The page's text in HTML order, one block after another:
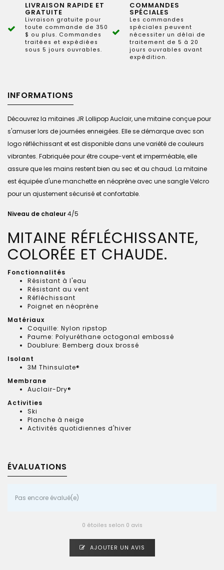
LIVRAISON RAPIDE ET
GRATUITE
Livraison gratuite pour
toute commande de 350
$ ou plus. Commandes
traitées et expédiées
sous 5 jours ouvrables.
COMMANDES
SPÉCIALES
Les commandes
spéciales peuvent
nécessiter un délai de
traitement de 5 à 20
jours ouvrables avant
expédition.
INFORMATIONS
Découvrez la mitaines JR Lollipop Auclair, une mitaine conçue pour
s'amuser lors de journées enneigées. Elle se démarque avec son
logo réfléchissant et est disponible dans une variété de couleurs
vibrantes. Fabriquée pour être coupe-vent et imperméable, elle
assure que les mains restent bien au sec et au chaud. La mitaine
est équipée d'une manchette en néoprène avec une sangle Velcro
pour un ajustement sécurisé et confortable.
Niveau de chaleur4/5
MITAINE RÉFLÉCHISSANTE,
COLORÉE ET CHAUDE.
Fonctionnalités
Résistant à l'eau
Résistant au vent
Réfléchissant
Poignet en néoprène
Matériaux
Coquille: Nylon ripstop
Paume: Polyuréthane octogonal embossé
Doublure: Bemberg doux brossé
Isolant
3M Thinsulate®
Membrane
Auclair-Dry®
Activities
Ski
Planche à neige
Activités quotidiennes d'hiver
ÉVALUATIONS
Pas encore évalué(e)
0 étoiles selon 0 avis
AJOUTER UN AVIS